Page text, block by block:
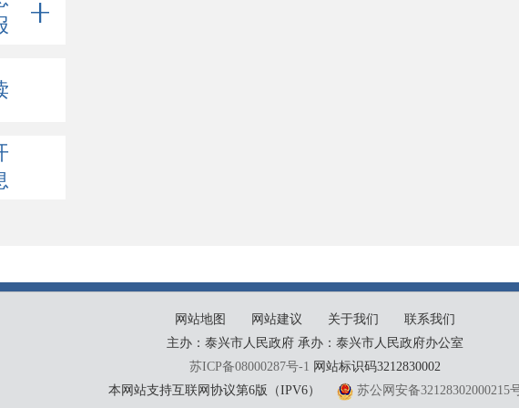
网站地图 网站建议 关于我们
联系我们
主办：泰兴市人民政府 承办：泰兴市人民政府办公室
苏ICP备08000287号-1 网站标识码3212830002
本网站支持互联网协议第6版（IPV6）
苏公网安备32128302000215